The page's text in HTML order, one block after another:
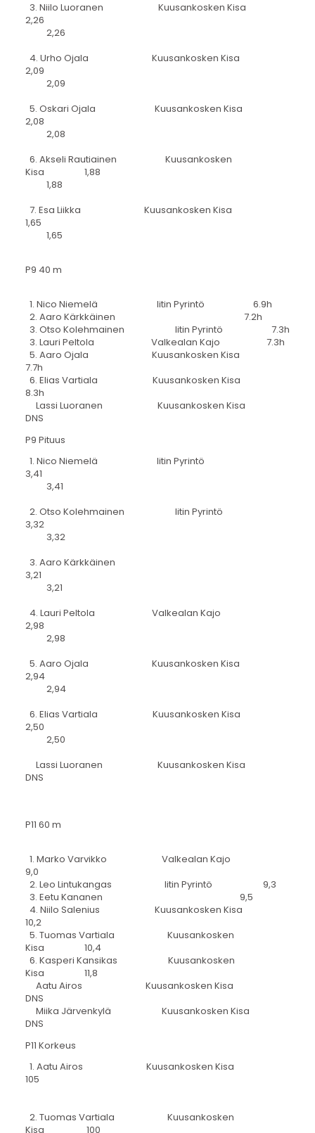
3. Niilo Luoranen Kuusankosken Kisa
2,26
2,26
4. Urho Ojala Kuusankosken Kisa
2,09
2,09
5. Oskari Ojala Kuusankosken Kisa
2,08
2,08
6. Akseli Rautiainen Kuusankosken
Kisa 1,88
1,88
7. Esa Liikka Kuusankosken Kisa
1,65
1,65
P9 40 m
1. Nico Niemelä Iitin Pyrintö 6.9h
2. Aaro Kärkkäinen 7.2h
3. Otso Kolehmainen Iitin Pyrintö 7.3h
3. Lauri Peltola Valkealan Kajo 7.3h
5. Aaro Ojala Kuusankosken Kisa
7.7h
6. Elias Vartiala Kuusankosken Kisa
8.3h
Lassi Luoranen Kuusankosken Kisa
DNS
P9 Pituus
1. Nico Niemelä Iitin Pyrintö
3,41
3,41
2. Otso Kolehmainen Iitin Pyrintö
3,32
3,32
3. Aaro Kärkkäinen
3,21
3,21
4. Lauri Peltola Valkealan Kajo
2,98
2,98
5. Aaro Ojala Kuusankosken Kisa
2,94
2,94
6. Elias Vartiala Kuusankosken Kisa
2,50
2,50
Lassi Luoranen Kuusankosken Kisa
DNS
P11 60 m
1. Marko Varvikko Valkealan Kajo
9,0
2. Leo Lintukangas Iitin Pyrintö 9,3
3. Eetu Kananen 9,5
4. Niilo Salenius Kuusankosken Kisa
10,2
5. Tuomas Vartiala Kuusankosken
Kisa 10,4
6. Kasperi Kansikas Kuusankosken
Kisa 11,8
Aatu Airos Kuusankosken Kisa
DNS
Miika Järvenkylä Kuusankosken Kisa
DNS
P11 Korkeus
1. Aatu Airos Kuusankosken Kisa
105
2. Tuomas Vartiala Kuusankosken
Kisa 100